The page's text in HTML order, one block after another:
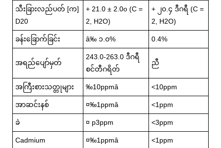
သီးခြားလည်ပတ် [က]
D20
+ 21.0 ± 2.0o (C =
2, H2O)
+ ၂၀.၄ ဒီဂရီ (C =
2, H2O)
ခန်းခြောက်ခြင်း â‰ ၁.၀% 0.4%
အရည်ပျော်မှတ်
243.0-263.0 ဒီဂရီ
စင်တီဂရိတ်
ညီ
အကြီးစားသတ္တုများ ‰10ppmâ <10ppm
အာဆင်းနစ် ¤‰1ppmâ <1ppm
ခဲ ¤ p3ppm <3ppm
Cadmium ¤‰1ppmâ <1ppm